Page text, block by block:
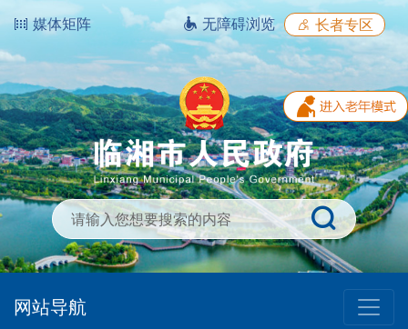
媒体矩阵 无障碍浏览 长者专区
网站导航